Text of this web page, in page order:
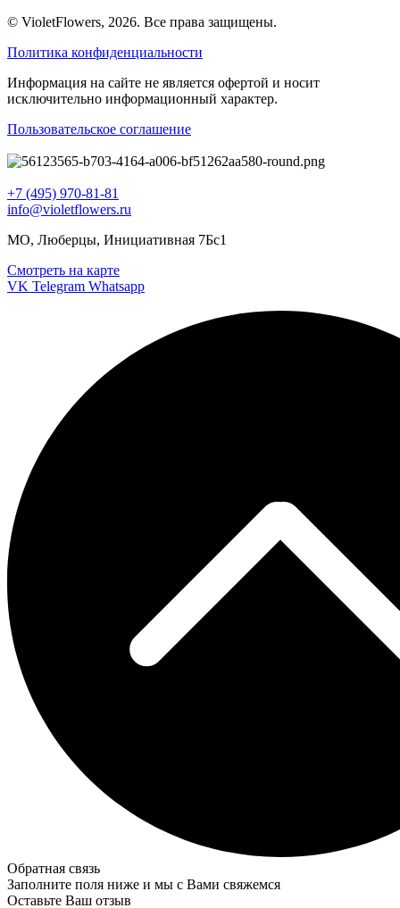
© VioletFlowers, 2026. Все права защищены.
Политика конфиденциальности
Информация на сайте не является офертой и носит
исключительно информационный характер.
Пользовательское соглашение
+7 (495) 970-81-81
info@violetflowers.ru
МО, Люберцы, Инициативная 7Бс1
Смотреть на карте
VK Telegram Whatsapp
Обратная связь
Заполните поля ниже и мы с Вами свяжемся
Оставьте Ваш отзыв